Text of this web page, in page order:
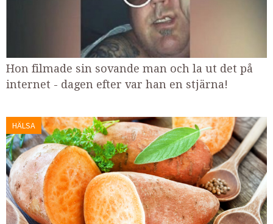
Hon filmade sin sovande man och la ut det på
internet - dagen efter var han en stjärna!
HÄLSA